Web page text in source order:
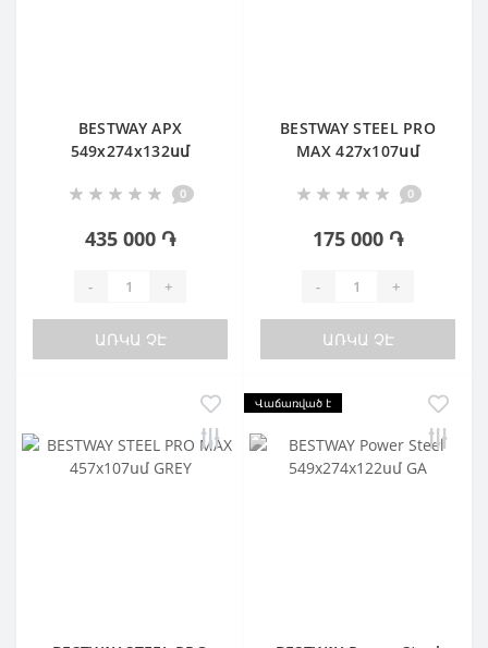
BESTWAY APX
549х274х132սմ
0
435 000 ֏
- +
ԱՌԿԱ ՉԷ
BESTWAY STEEL PRO
MAX 427х107սմ
0
175 000 ֏
- +
ԱՌԿԱ ՉԷ
Վաճառված է